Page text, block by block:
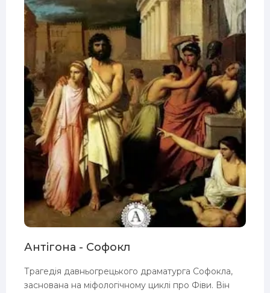
Антігона - Софокл
Трагедія давньогрецького драматурга Софокла,
заснована на міфологічному циклі про Фіви. Він